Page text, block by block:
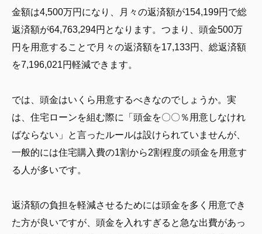
金額は4,500万円になり、月々の返済額が154,199円で総
返済額が64,763,294円となります。つまり、頭金500万
円を用意することで月々の返済額を17,133円、総返済額
を7,196,021円軽減できます。
では、頭金はいくら用意するべきなのでしょうか。実
は、住宅ローンを組む際に「頭金を〇〇％用意しなけれ
ばならない」と言ったルールは設けられていませんが、
一般的には住宅購入費の1割から2割程度の頭金を用意す
る人が多いです。
返済額の負担を軽減させるためには頭金を多く用意でき
た方が良いですが、頭金を入れすぎると急な出費があっ